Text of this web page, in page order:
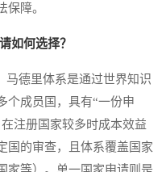
障。
如何选择？
德里体系是通过世界知识
个成员国，具有“一份申
注册国家较多时成本效益
国的审查，且体系覆盖国家
家等）。单一国家申请则是